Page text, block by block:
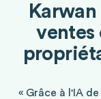
ventes
« Grâce à l'IA